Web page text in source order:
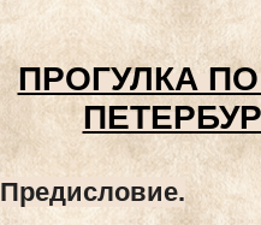
ПРОГУЛКА
Предисловие.